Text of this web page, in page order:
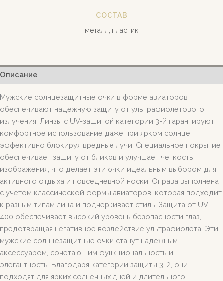
СОСТАВ
металл, пластик
Описание
Мужские солнцезащитные очки в форме авиаторов
обеспечивают надежную защиту от ультрафиолетового
излучения. Линзы с UV-защитой категории 3-й гарантируют
комфортное использование даже при ярком солнце,
эффективно блокируя вредные лучи. Специальное покрытие
обеспечивает защиту от бликов и улучшает четкость
изображения, что делает эти очки идеальным выбором для
активного отдыха и повседневной носки. Оправа выполнена
с учетом классической формы авиаторов, которая подходит
к разным типам лица и подчеркивает стиль. Защита от UV
400 обеспечивает высокий уровень безопасности глаз,
предотвращая негативное воздействие ультрафиолета. Эти
мужские солнцезащитные очки станут надежным
аксессуаром, сочетающим функциональность и
элегантность. Благодаря категории защиты 3-й, они
подходят для ярких солнечных дней и длительного